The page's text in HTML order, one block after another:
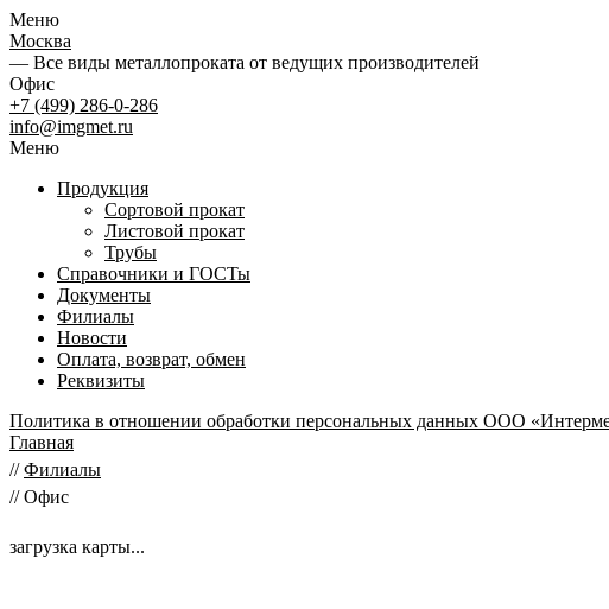
Меню
Москва
— Все виды металлопроката от ведущих производителей
Офис
+7 (499) 286-0-286
info@imgmet.ru
Меню
Продукция
Сортовой прокат
Листовой прокат
Трубы
Справочники и ГОСТы
Документы
Филиалы
Новости
Оплата, возврат, обмен
Реквизиты
Политика в отношении обработки персональных данных ООО
Главная
// Филиалы
// Офис
загрузка карты...